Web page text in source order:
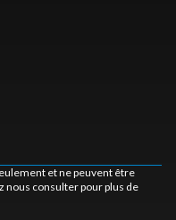
et ne peuvent être
nous consulter pour plus de